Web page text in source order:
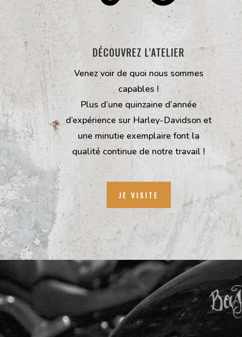
DÉCOUVREZ L'ATELIER
Venez voir de quoi nous sommes
capables !
Plus d’une quinzaine d’année
d’expérience sur Harley-Davidson et
une minutie exemplaire font la
qualité continue de notre travail !
JE VISITE